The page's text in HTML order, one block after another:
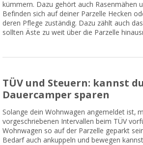
kümmern. Dazu gehört auch Rasenmähen
Befinden sich auf deiner Parzelle Hecken
deren Pflege zuständig. Dazu zählt auch
sollten Äste zu weit über die Parzelle
TÜV und Steuern: kannst
Dauercamper sparen
Solange dein Wohnwagen angemeldet ist,
vorgeschriebenen Intervallen beim TÜV
Wohnwagen so auf der Parzelle geparkt
Bedarf auch ankuppeln und bewegen